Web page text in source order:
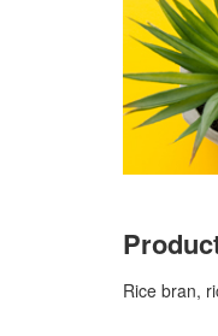
Rice bran,